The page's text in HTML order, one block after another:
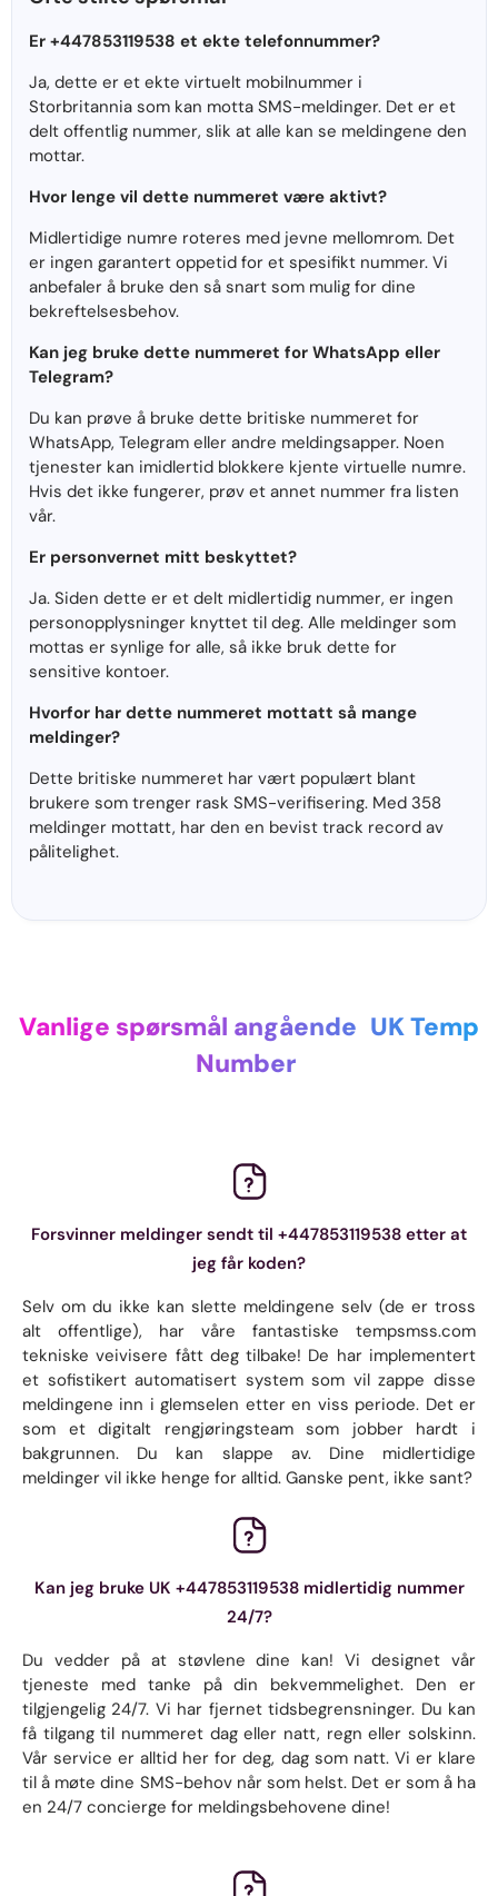
Er +447853119538 et ekte telefonnummer?
Ja, dette er et ekte virtuelt mobilnummer i
Storbritannia som kan motta SMS-meldinger. Det er et
delt offentlig nummer, slik at alle kan se meldingene den
mottar.
Hvor lenge vil dette nummeret være aktivt?
Midlertidige numre roteres med jevne mellomrom. Det
er ingen garantert oppetid for et spesifikt nummer. Vi
anbefaler å bruke den så snart som mulig for dine
bekreftelsesbehov.
Kan jeg bruke dette nummeret for WhatsApp eller
Telegram?
Du kan prøve å bruke dette britiske nummeret for
WhatsApp, Telegram eller andre meldingsapper. Noen
tjenester kan imidlertid blokkere kjente virtuelle numre.
Hvis det ikke fungerer, prøv et annet nummer fra listen
vår.
Er personvernet mitt beskyttet?
Ja. Siden dette er et delt midlertidig nummer, er ingen
personopplysninger knyttet til deg. Alle meldinger som
mottas er synlige for alle, så ikke bruk dette for
sensitive kontoer.
Hvorfor har dette nummeret mottatt så mange
meldinger?
Dette britiske nummeret har vært populært blant
brukere som trenger rask SMS-verifisering. Med 358
meldinger mottatt, har den en bevist track record av
pålitelighet.
Vanlige spørsmål angående UK Temp
Number
Forsvinner meldinger sendt til +447853119538 etter at
jeg får koden?
Selv om du ikke kan slette meldingene selv (de er tross
alt offentlige), har våre fantastiske tempsmss.com
tekniske veivisere fått deg tilbake! De har implementert
et sofistikert automatisert system som vil zappe disse
meldingene inn i glemselen etter en viss periode. Det er
som et digitalt rengjøringsteam som jobber hardt i
bakgrunnen. Du kan slappe av. Dine midlertidige
meldinger vil ikke henge for alltid. Ganske pent, ikke sant?
Kan jeg bruke UK +447853119538 midlertidig nummer
24/7?
Du vedder på at støvlene dine kan! Vi designet vår
tjeneste med tanke på din bekvemmelighet. Den er
tilgjengelig 24/7. Vi har fjernet tidsbegrensninger. Du kan
få tilgang til nummeret dag eller natt, regn eller solskinn.
Vår service er alltid her for deg, dag som natt. Vi er klare
til å møte dine SMS-behov når som helst. Det er som å ha
en 24/7 concierge for meldingsbehovene dine!